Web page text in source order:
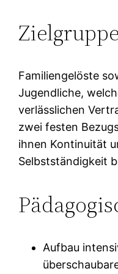
Zielgruppe
Familiengelöste
Jugendliche,
verlässlichen
zwei festen
ihnen Kontinuität
Selbstständigkeit
Aufbau